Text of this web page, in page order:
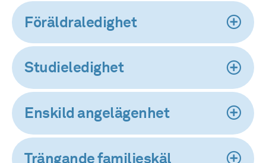
Föräldraledighet
Studieledighet
Enskild angelägenhet
Trängande familjeskäl